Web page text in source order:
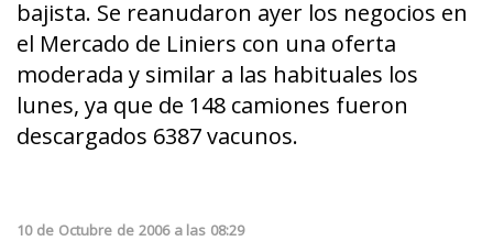
bajista. Se reanudaron ayer los negocios en
el Mercado de Liniers con una oferta
moderada y similar a las habituales los
lunes, ya que de 148 camiones fueron
descargados 6387 vacunos.
10 de Octubre de 2006 a las 08:29